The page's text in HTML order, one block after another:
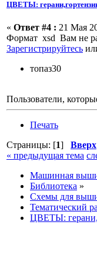
ЦВЕТЫ:
« Ответ #4 : 21 Мая
Формат xsd Вам не
Зарегистрируйтесь
топаз30
Пользователи,
Печать
Страницы: [1] Вверх
« предыдущая тема
Машинная
Библиотека »
Схемы для
Тематический
ЦВЕТЫ: